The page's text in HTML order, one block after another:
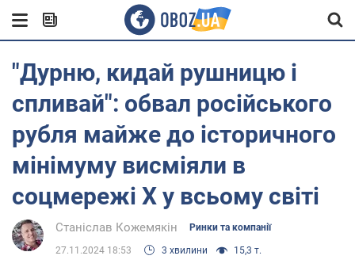
"Дурню, кидай рушницю і
спливай": обвал російського
рубля майже до історичного
мінімуму висміяли в
соцмережі X у всьому світі
Станіслав Кожемякін Ринки та компанії
27.11.2024 18:53 3 хвилини 15,3 т.